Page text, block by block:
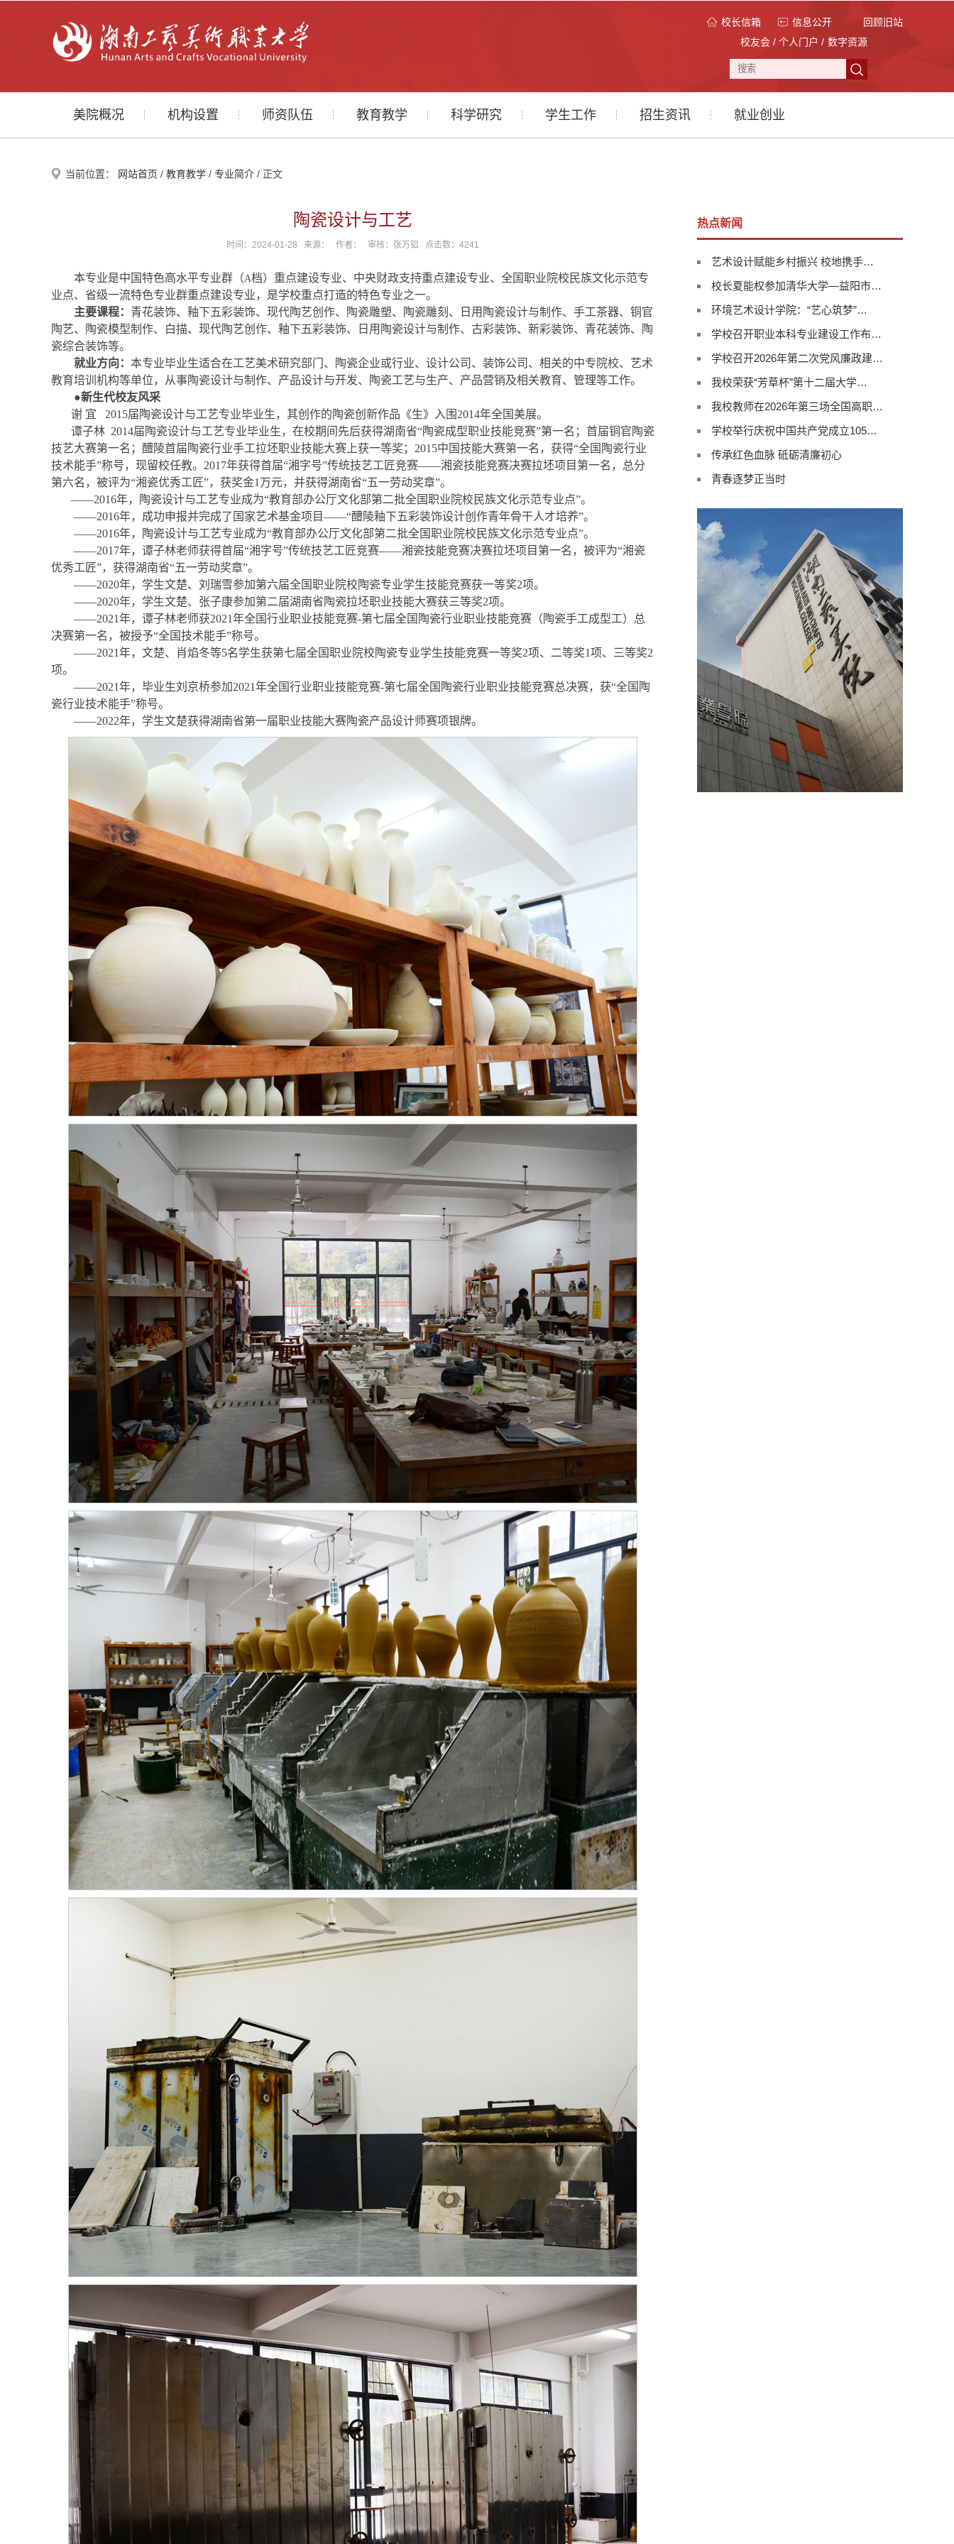
校长信箱 信息公开
回顾旧站
校友会 / 个人门户 / 数字资源
美院概况 机构设置 师资队伍 教育教学 科学研究 学生工作 招生资讯 就业创业
当前位置： 网站首页 / 教育教学 / 专业简介 / 正文
热点新闻
艺术设计赋能乡村振兴 校地携手…
校长夏能权参加清华大学—益阳市…
环境艺术设计学院：“艺心筑梦”…
学校召开职业本科专业建设工作布…
学校召开2026年第二次党风廉政建…
我校荣获“芳草杯”第十二届大学…
我校教师在2026年第三场全国高职…
学校举行庆祝中国共产党成立105…
传承红色血脉 砥砺清廉初心
青春逐梦正当时
陶瓷设计与工艺
时间：2024-01-28 来源： 作者： 审核：张万铝 点击数： 4241
本专业是中国特色高水平专业群（A档）重点建设专业、中央财政支持重点建设专业、全国职业院校民族文化示范专
业点、省级一流特色专业群重点建设专业，是学校重点打造的特色专业之一。
主要课程： 青花装饰、釉下五彩装饰、现代陶艺创作、陶瓷雕塑、陶瓷雕刻、日用陶瓷设计与制作、手工茶器、铜官
陶艺、陶瓷模型制作、白描、现代陶艺创作、釉下五彩装饰、日用陶瓷设计与制作、古彩装饰、新彩装饰、青花装饰、陶
瓷综合装饰等。
就业方向： 本专业毕业生适合在工艺美术研究部门、陶瓷企业或行业、设计公司、装饰公司、相关的中专院校、艺术
教育培训机构等单位，从事陶瓷设计与制作、产品设计与开发、陶瓷工艺与生产、产品营销及相关教育、管理等工作。
●新生代校友风采
谢 宜 2015届陶瓷设计与工艺专业毕业生，其创作的陶瓷创新作品《生》入围2014年全国美展。
谭子林 2014届陶瓷设计与工艺专业毕业生，在校期间先后获得湖南省“陶瓷成型职业技能竞赛”第一名；首届铜官陶瓷
技艺大赛第一名；醴陵首届陶瓷行业手工拉坯职业技能大赛上获一等奖；2015中国技能大赛第一名，获得“全国陶瓷行业
技术能手”称号，现留校任教。2017年获得首届“湘字号”传统技艺工匠竞赛——湘瓷技能竞赛决赛拉坯项目第一名，总分
第六名，被评为“湘瓷优秀工匠”，获奖金1万元，并获得湖南省“五一劳动奖章”。
——2016年，陶瓷设计与工艺专业成为“教育部办公厅文化部第二批全国职业院校民族文化示范专业点”。
——2016年，成功申报并完成了国家艺术基金项目——“醴陵釉下五彩装饰设计创作青年骨干人才培养”。
——2016年，陶瓷设计与工艺专业成为“教育部办公厅文化部第二批全国职业院校民族文化示范专业点”。
——2017年，谭子林老师获得首届“湘字号”传统技艺工匠竞赛——湘瓷技能竞赛决赛拉坯项目第一名，被评为“湘瓷
优秀工匠”，获得湖南省“五一劳动奖章”。
——2020年，学生文楚、刘瑞雪参加第六届全国职业院校陶瓷专业学生技能竞赛获一等奖2项。
——2020年，学生文楚、张子康参加第二届湖南省陶瓷拉坯职业技能大赛获三等奖2项。
——2021年，谭子林老师获2021年全国行业职业技能竞赛-第七届全国陶瓷行业职业技能竞赛（陶瓷手工成型工）总
决赛第一名，被授予“全国技术能手”称号。
——2021年，文楚、肖焰冬等5名学生获第七届全国职业院校陶瓷专业学生技能竞赛一等奖2项、二等奖1项、三等奖2
项。
——2021年，毕业生刘京桥参加2021年全国行业职业技能竞赛-第七届全国陶瓷行业职业技能竞赛总决赛，获“全国陶
瓷行业技术能手”称号。
——2022年，学生文楚获得湖南省第一届职业技能大赛陶瓷产品设计师赛项银牌。